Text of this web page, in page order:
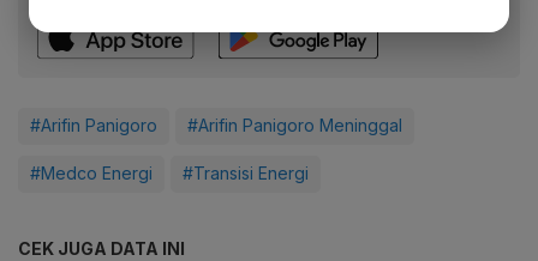
#Arifin Panigoro #Arifin Panigoro Meninggal
#Medco Energi #Transisi Energi
CEK JUGA DATA INI